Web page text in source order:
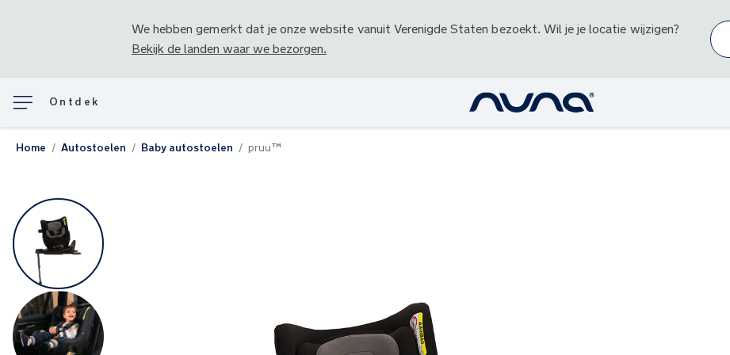
We hebben gemerkt dat je onze website vanuit Verenigde Staten bezoekt. Wil je je locatie wijzigen?
Bekijk de landen waar we bezorgen.
Ontdek
Home Autostoelen Baby autostoelen pruu™
naar
het
einde
van
afbeeldingen-
gallerij